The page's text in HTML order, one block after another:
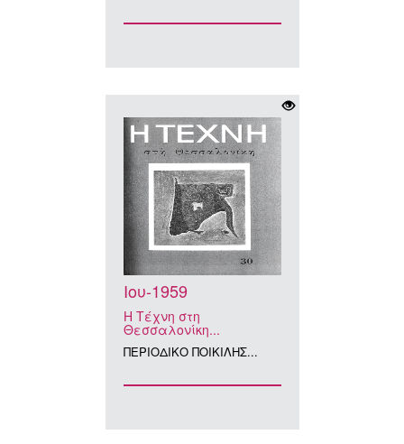
Ιου-1959
Η Τέχνη στη
Θεσσαλονίκη...
ΠΕΡΙΟΔΙΚΟ ΠΟΙΚΙΛΗΣ...